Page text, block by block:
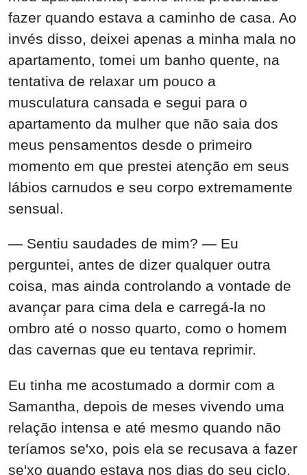
fazer quando estava a caminho de casa. Ao
invés disso, deixei apenas a minha mala no
apartamento, tomei um banho quente, na
tentativa de relaxar um pouco a
musculatura cansada e segui para o
apartamento da mulher que não saia dos
meus pensamentos desde o primeiro
momento em que prestei atenção em seus
lábios carnudos e seu corpo extremamente
sensual.
— Sentiu saudades de mim? — Eu
perguntei, antes de dizer qualquer outra
coisa, mas ainda controlando a vontade de
avançar para cima dela e carregá-la no
ombro até o nosso quarto, como o homem
das cavernas que eu tentava reprimir.
Eu tinha me acostumado a dormir com a
Samantha, depois de meses vivendo uma
relação intensa e até mesmo quando não
teríamos se'xo, pois ela se recusava a fazer
se'xo quando estava nos dias do seu ciclo,